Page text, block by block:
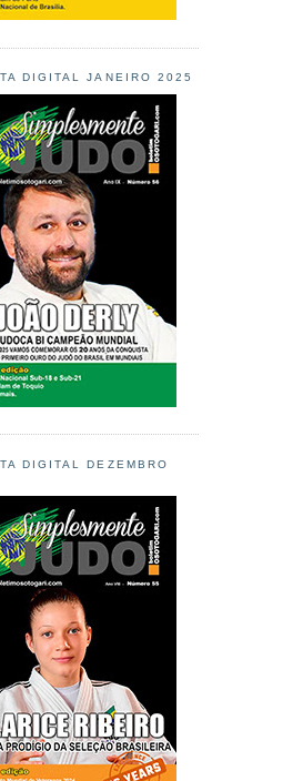
DIGITAL JANEIRO 2025
DIGITAL DEZEMBRO